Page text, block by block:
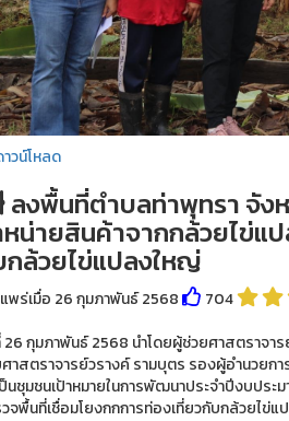
าวน์โหลด
ลงพื้นที่ตำบลท่าพุทรา จัง
น่ายสินค้าจากกล้วยไข่แ
ล้วยไข่แปลงใหญ่
พร่เมื่อ 26 กุมภาพันธ์ 2568 704
26 กุมภาพันธ์ 2568 นำโดยผู้ช่วยศาสตราจา
าสตราจารย์วรางค์ รามบุตร รองผู้อำนวยก
นชุมชนเป้าหมายในการพัฒนาประจำปีงบปร
จพื้นที่เชื่อมโยงกกการท่องเที่ยวกับกล้วยไข่